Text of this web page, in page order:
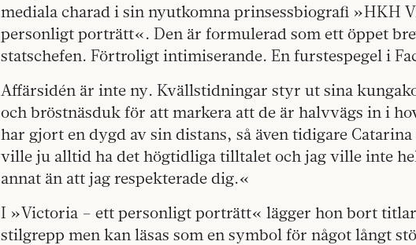
mediala charad i sin nyutkomna prinsessbiografi »HKH
personligt porträtt«. Den är formulerad som ett öppet
statschefen. Förtroligt intimiserande. En furstespegel i
Affärsidén är inte ny. Kvällstidningar styr ut sina
och bröstnäsduk för att markera att de är halvvägs in i
har gjort en dygd av sin distans, så även tidigare
ville ju alltid ha det högtidliga tilltalet och jag ville inte
annat än att jag respekterade dig.«
I »Victoria – ett personligt porträtt« lägger hon bort
stilgrepp men kan läsas som en symbol för något långt